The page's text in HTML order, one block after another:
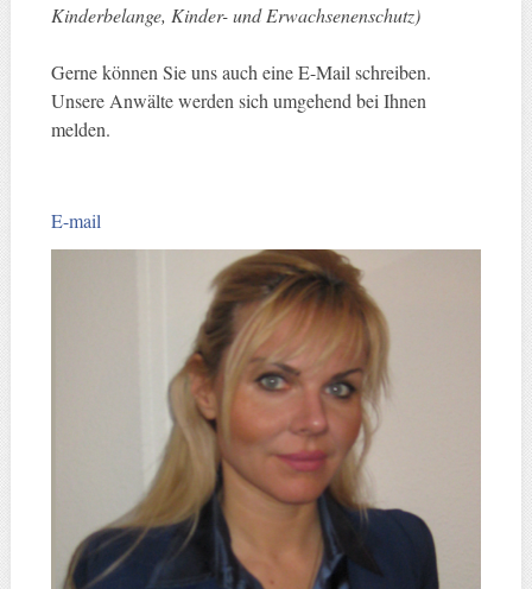
Kinderbelange, Kinder- und Erwachsenenschutz)
Gerne können Sie uns auch eine E-Mail schreiben.
Unsere Anwälte werden sich umgehend bei Ihnen
melden.
E-mail